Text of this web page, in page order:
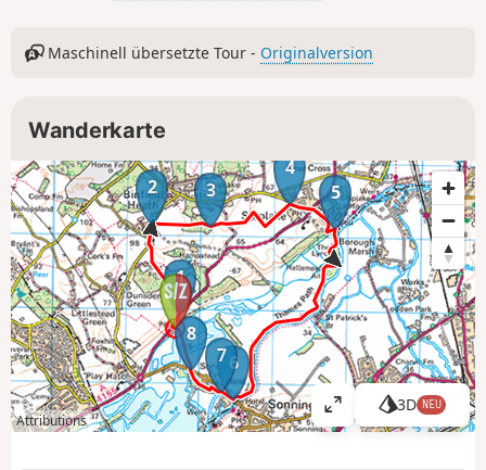
Maschinell übersetzte Tour - Originalversion
Wanderkarte
1
2 3
4
5
6
7
8
Attributions
K
a
3D NEU